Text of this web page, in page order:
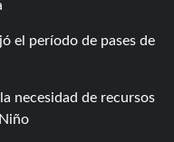
el período de pases de
necesidad de recursos